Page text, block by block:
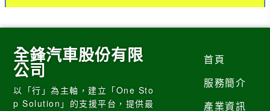
全鋒汽車股份有限
公司
以「行」為主軸，建立「One Sto
p Solution」的支援平台，提供最
首頁
服務簡介
產業資訊